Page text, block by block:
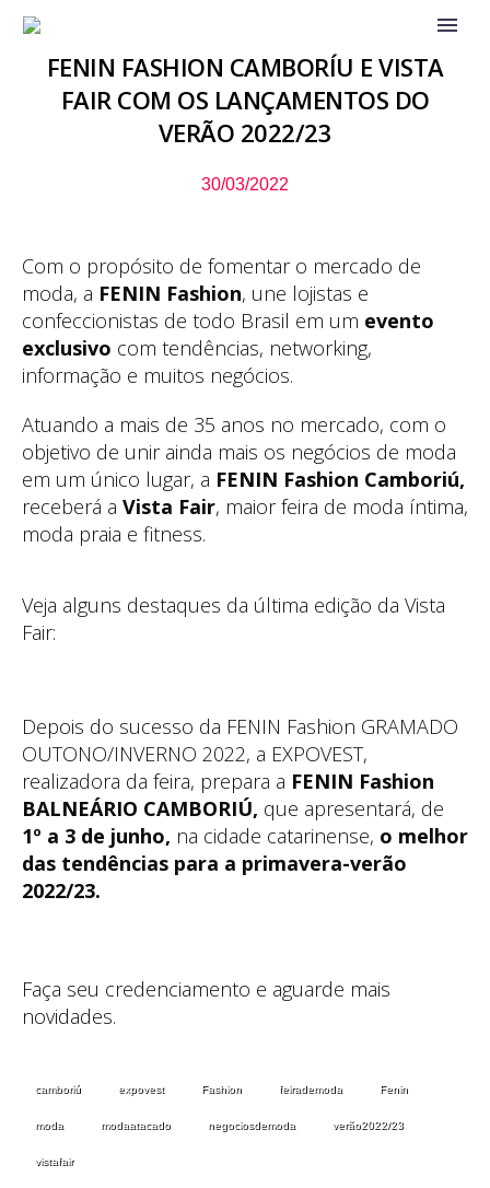
FENIN FASHION CAMBORÍU E VISTA
FAIR COM OS LANÇAMENTOS DO
VERÃO 2022/23
30/03/2022
Com o propósito de fomentar o mercado de
moda, a FENIN Fashion, une lojistas e
confeccionistas de todo Brasil em um evento
exclusivo com tendências, networking,
informação e muitos negócios.
Atuando a mais de 35 anos no mercado, com o
objetivo de unir ainda mais os negócios de moda
em um único lugar, a FENIN Fashion Camboriú,
receberá a Vista Fair, maior feira de moda íntima,
moda praia e fitness.
Veja alguns destaques da última edição da Vista
Fair:
Depois do sucesso da FENIN Fashion GRAMADO
OUTONO/INVERNO 2022, a EXPOVEST,
realizadora da feira, prepara a FENIN Fashion
BALNEÁRIO CAMBORIÚ, que apresentará, de
1º a 3 de junho, na cidade catarinense, o melhor
das tendências para a primavera-verão
2022/23.
Faça seu credenciamento e aguarde mais
novidades.
camboriú expovest Fashion feirademoda Fenin
moda modaatacado negociosdemoda verão2022/23
vistafair